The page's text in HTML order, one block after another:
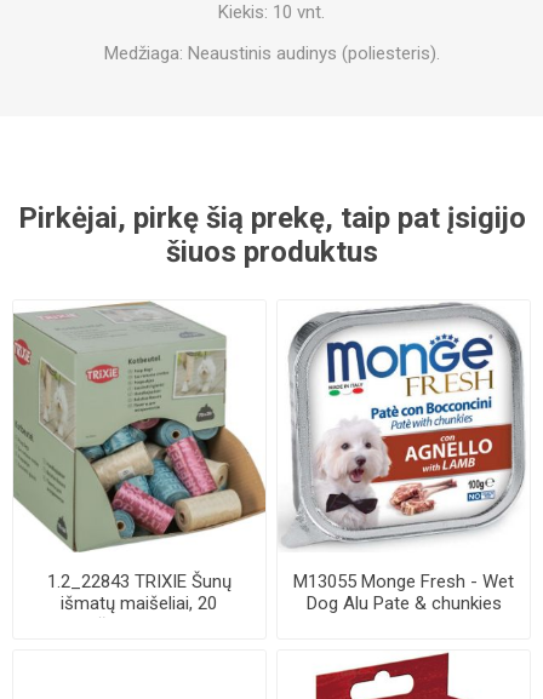
Kiekis: 10 vnt.
Medžiaga: Neaustinis audinys (poliesteris).
Pirkėjai, pirkę šią prekę, taip pat įsigijo
šiuos produktus
1.2_22843 TRIXIE Šunų
išmatų maišeliai, 20
maišelių-rulone, ...
M13055 Monge Fresh - Wet
Dog Alu Pate & chunkies